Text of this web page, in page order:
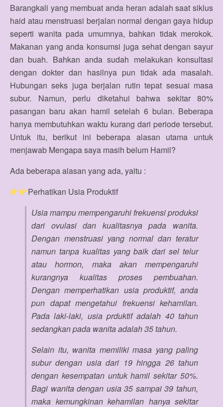
Barangkali yang membuat anda heran adalah saat siklus
haid atau menstruasi berjalan normal dengan gaya hidup
seperti wanita pada umumnya, bahkan tidak merokok.
Makanan yang anda konsumsi juga sehat dengan sayur
dan buah. Bahkan anda sudah melakukan konsultasi
dengan dokter dan hasilnya pun tidak ada masalah.
Hubungan seks juga berjalan rutin tepat sesuai masa
subur. Namun, perlu diketahui bahwa sekitar 80%
pasangan baru akan hamil setelah 6 bulan. Beberapa
hanya membutuhkan waktu kurang dari periode tersebut.
Untuk itu, berikut ini beberapa alasan utama untuk
menjawab Mengapa saya masih belum Hamil?
Ada beberapa alasan yang ada, yaitu :
Perhatikan Usia Produktif
Usia mampu mempengaruhi frekuensi produksi
dari ovulasi dan kualitasnya pada wanita.
Dengan menstruasi yang normal dan teratur
namun tanpa kualitas yang baik dari sel telur
atau hormon, maka akan mempengaruhi
kurangnya kualitas proses pembuahan.
Dengan memperhatikan usia produktif, anda
pun dapat mengetahui frekuensi kehamilan.
Pada laki-laki, usia prduktif adalah 40 tahun
sedangkan pada wanita adalah 35 tahun.
Selain itu, wanita memiliki masa yang paling
subur dengan usia dari 19 hingga 26 tahun
dengan kesempatan untuk hamil sekitar 50%.
Bagi wanita dengan usia 35 sampai 39 tahun,
maka kemungkinan kehamilan hanya sekitar